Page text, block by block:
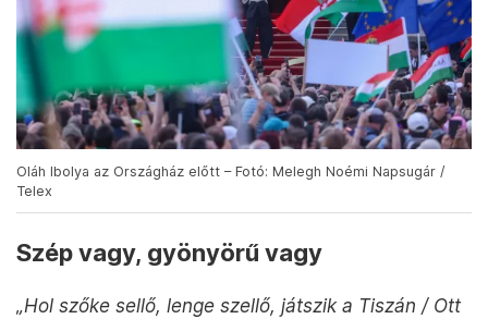
Oláh Ibolya az Országház előtt – Fotó: Melegh Noémi Napsugár /
Telex
Szép vagy, gyönyörű vagy
„Hol szőke sellő, lenge szellő, játszik a Tiszán / Ott